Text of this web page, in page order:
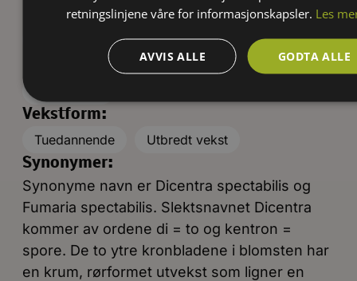
Blomsterduft:
Frukter eller bær:
Vekstform:
Tuedannende
Utbredt vekst
Synonymer:
Synonyme navn er Dicentra spectabilis og
Fumaria spectabilis. Slektsnavnet Dicentra
kommer av ordene di = to og kentron =
spore. De to ytre kronbladene i blomsten har
en krum, rørformet utvekst som ligner en
retningslinjene våre for informasjonskapsler. Les
GODTA ALLE
AVVIS ALLE